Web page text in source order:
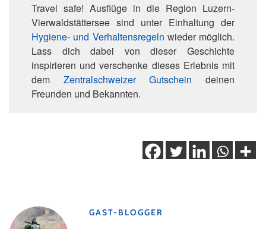
Travel safe! Ausflüge in die Region Luzern-
Vierwaldstättersee sind unter Einhaltung der
Hygiene- und Verhaltensregeln wieder möglich.
Lass dich dabei von dieser Geschichte
inspirieren und verschenke dieses Erlebnis mit
dem Zentralschweizer Gutschein deinen
Freunden und Bekannten.
GAST-BLOGGER